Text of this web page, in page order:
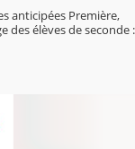
anticipées Première,
des élèves de seconde :